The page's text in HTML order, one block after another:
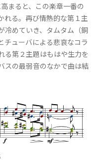
まると、この楽章一番の
れる。再び情熱的な第１主
冷めていき、タムタム（銅
チューバによる悲哀なコラ
る第２主題はもはや生力を
スの最弱音のなかで曲は結